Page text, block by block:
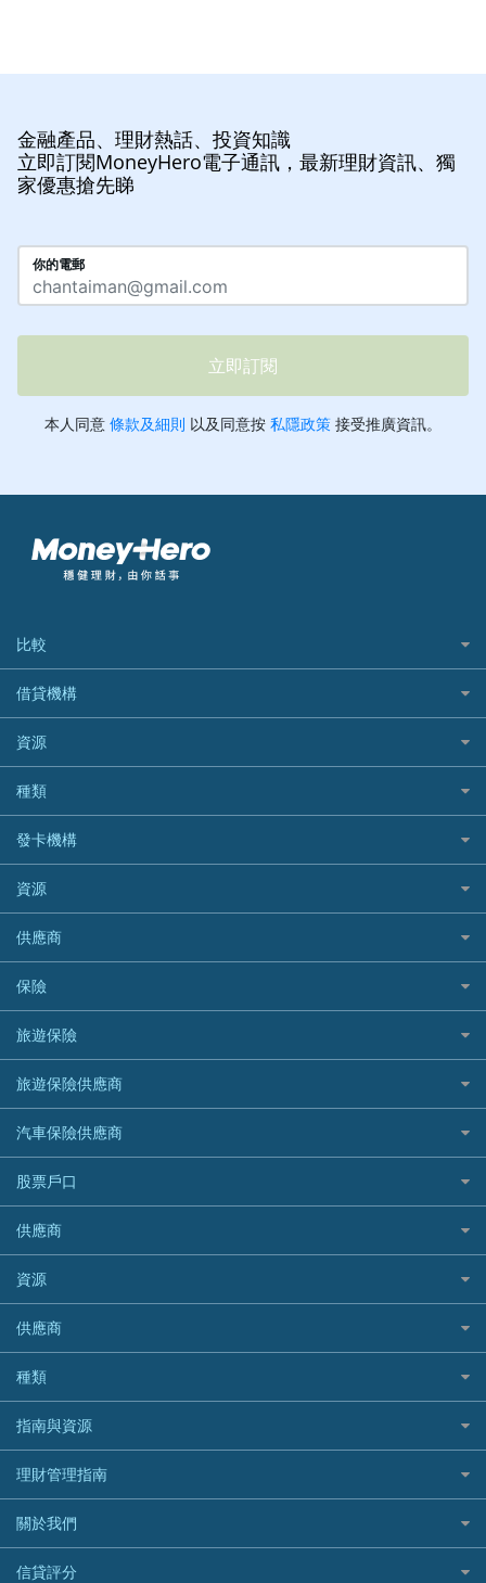
金融產品、理財熱話、投資知識
立即訂閱MoneyHero電子通訊，最新理財資訊、獨
家優惠搶先睇
比較
私人貸款比較
稅季/稅務貸款
網上貸款
結餘轉戶(清卡數貸款)
銀行貸款
財務公司貸款
免入息貸款
免TU貸款
急借錢
緊急貸款比較
最佳小額貸款比較
易批必批貸款
24小時貸款
最佳循環貸款
借貸機構
BEA 東亞銀行
BOC 中國銀行
Cashing Pro 優尚信貸
CCB(Asia) 中國建設銀行 (亞洲)
Citibank 花旗銀行
CNCBI 信銀國際
CreFIT 維信
DBS 星展銀行
DSB 大新銀行
HSBC 滙豐銀行貸款
K Cash 貸款
Mox 銀行
National Resources 中潤物業按揭
OCBC 華僑銀行
PrimeCredit 安信信貸
Promise 邦民日本財務
Rabbit Credit月兔信貸
Standard Chartered 渣打銀行
UA 亞洲聯合財務
WeLab Bank
WeLend 貸款
資源
如何申請個人貸款
如何管理個人貸款
個人貸款有用資訊
清卡數貸款教學
循環貸款教學
個人化貸款產品推介 🔥全新
債務重組一覽
供樓利息扣稅
最佳貸款app
種類
網購優惠
精選外幣網購信用卡
尊尚信用卡
公司信用卡
電子錢包信用卡
日本遊信用卡攻略
韓國遊信用卡攻略
台灣遊信用卡攻略
機場貴賓室信用卡
銀聯信用卡
高獎賞信用卡推薦
酒店信用卡
發卡機構
Citibank花旗銀行
AE美國運通
DBS星展銀行
HSBC滙豐銀行
Mox
信銀國際
大新銀行
恒生銀行
Standard Chartered渣打銀行
東亞銀行
SIM
Airwallex信用卡
資源
Black Friday優惠
淘寶付款方式
一田購物優惠日
SOGO感謝祭
HKTVmall優惠碼
交稅優惠
酒店優惠碼
機票優惠碼
供應商
八達通自動增值信用卡
保險
旅遊保險
汽車保險
家居保險
家傭保險
寵物保險
定期人壽保險
危疾保險
年金資訊
樓宇火險
旅遊保險
日本旅遊保險及資訊
泰國旅遊保險及資訊
台灣旅遊保險及資訊
韓國旅遊保險及資訊
歐洲旅遊保險及資訊
越南旅遊保險及資訊
澳洲旅遊保險及資訊
長者嘆世界
家庭親子遊
自駕遊比較
相機有得保
專為孕婦設計的最佳旅遊保險
最佳滑雪旅遊保險
最適合BB的旅遊保險
旅遊保險供應商
AXA 安盛
AIG 美亞
Allianz 安聯
Allied World 世聯
Avo
中國銀行
Bolttech 保特
Blue Cross 藍十字
中國平安
HSBC滙豐銀行
MSIG 三井住友
Prudential 保誠
QBE 昆士蘭
汽車保險供應商
大新汽車保險
中銀汽車保險
Allianz安聯汽車保險
bolttech保障汽車保險
Zurich蘇黎世汽車保險
QBE昆士蘭汽車保險
平安汽車保險
股票戶口
富途證券
IB盈透證券
老虎證券
uSMART 盈立證券
華盛証券
長橋證券
WeBull微牛證券
漲樂全球通｜華泰國際
OSL
供應商
富途牛牛好唔好？
Webull微牛證券好唔好？
Longbridge長橋證券好唔好？
老虎證券好唔好？
華盛証券好唔好？
漲樂全球通好唔好？
IB盈透證券好唔好？
盈立證券 uSMART 好唔好？
Stashaway好唔好？
資源
股票戶口開戶
證券行邊間好？
港股5隻高息ETF精選
什麼是ETF？
香港30大高息股排行
黃金ETF懶人包
最值得注意的比特幣ETF
選股策略：五步調查攻略
供應商
銀行戶口比較
尊尚銀行戶口
Citi Plus
中信銀行inMotion
Airwallex銀行
種類
定期存款
港元定存
人民幣定存
美元定存
英鎊定存
澳元定存
指南與資源
理財資訊
識慳識賺
債務管理
投資理財
理財管理指南
常用相關詞彙
MoneyHero電子報
關於我們
服務承諾
信貸評分